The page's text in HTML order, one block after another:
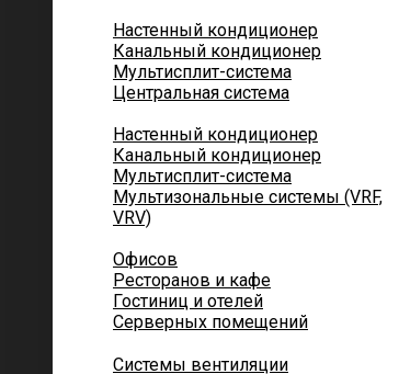
Настенный кондиционер
Канальный кондиционер
Мультисплит-система
Центральная система
Настенный кондиционер
Канальный кондиционер
Мультисплит-система
Мультизональные системы (VRF,
VRV)
Офисов
Ресторанов и кафе
Гостиниц и отелей
Серверных помещений
Системы вентиляции